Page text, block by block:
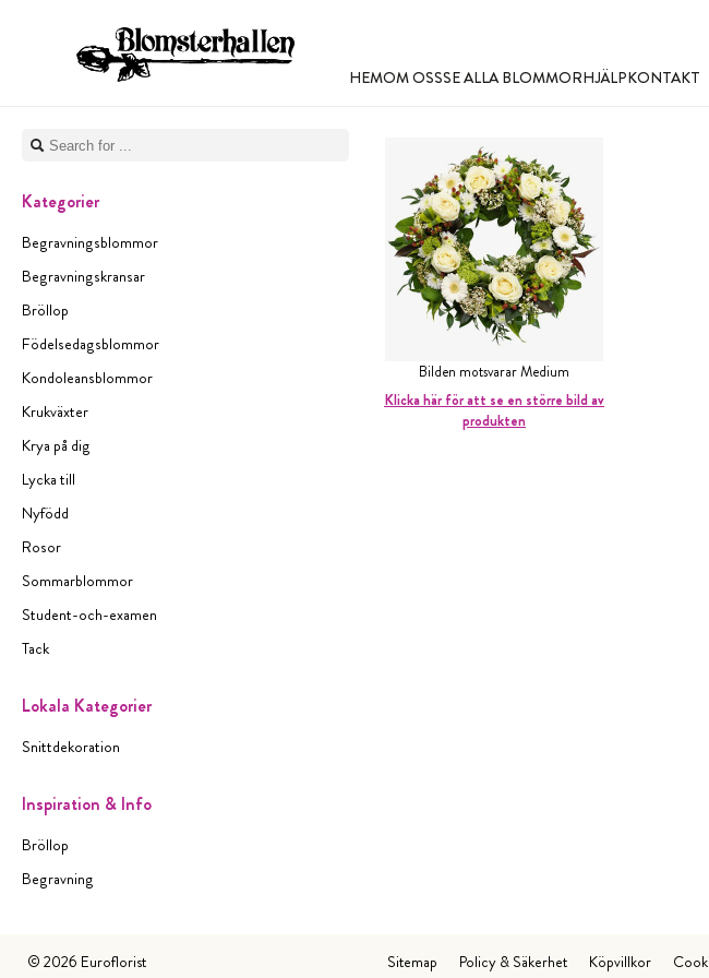
HEMOM OSSSE ALLA BLOMMORHJÄLPKONTAKT
Kategorier
Begravningsblommor
Begravningskransar
Bröllop
Födelsedagsblommor
Kondoleansblommor
Krukväxter
Krya på dig
Lycka till
Nyfödd
Rosor
Sommarblommor
Student-och-examen
Tack
Lokala Kategorier
Snittdekoration
Inspiration & Info
Bröllop
Begravning
Bilden motsvarar Medium
Klicka här för att se en större bild av
produkten
© 2026 Euroflorist Sitemap Policy & Säkerhet Köpvillkor